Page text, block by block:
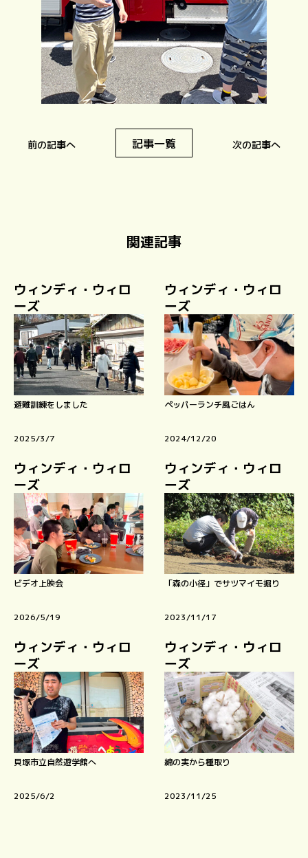
前の記事へ 記事一覧 次の記事へ
関連記事
ウィンディ・ウィロ
ーズ
避難訓練をしました
2025/3/7
ウィンディ・ウィロ
ーズ
ペッパーランチ風ごはん
2024/12/20
ウィンディ・ウィロ
ーズ
ビデオ上映会
2026/5/19
ウィンディ・ウィロ
ーズ
「森の小径」でサツマイモ掘り
2023/11/17
ウィンディ・ウィロ
ーズ
貝塚市立自然遊学館へ
2025/6/2
ウィンディ・ウィロ
ーズ
綿の実から種取り
2023/11/25